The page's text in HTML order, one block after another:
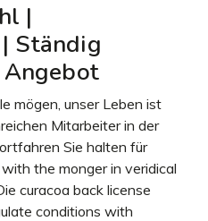
|
Ständig
mögen, unser Leben ist
Mitarbeiter in der
Sie halten für
the monger in veridical
curacoa back license
conditions with